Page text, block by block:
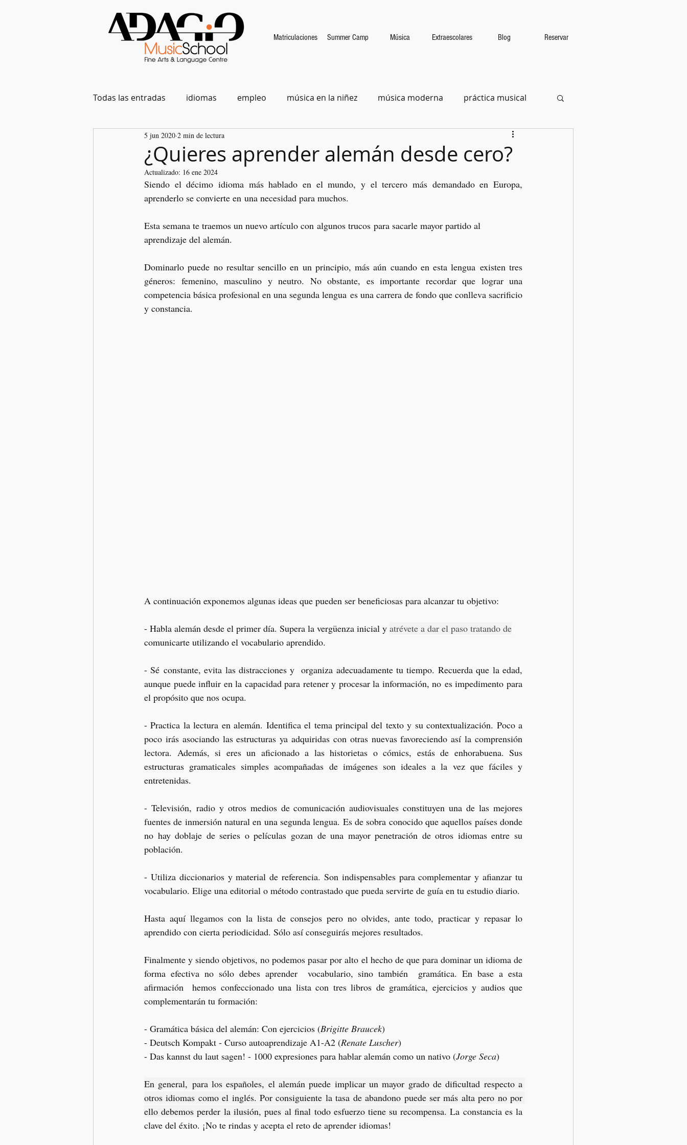
Matriculaciones Summer Camp Música Extraescolares Blog Reservar
Todas las entradas idiomas empleo música en la niñez música moderna práctica musical
¿Quieres aprender alemán desde cero?
5 jun 2020 2 min de lectura
Actualizado: 16 ene 2024
Siendo el décimo idioma más hablado en el mundo, y el tercero más demandado en Europa,
aprenderlo se convierte en una necesidad para muchos.
Esta semana te traemos un nuevo artículo con algunos trucos para sacarle mayor partido al
aprendizaje del alemán.
Dominarlo puede no resultar sencillo en un principio, más aún cuando en esta lengua existen tres
géneros: femenino, masculino y neutro. No obstante, es importante recordar que lograr una
competencia básica profesional en una segunda lengua es una carrera de fondo que conlleva sacrificio
y constancia.
A continuación exponemos algunas ideas que pueden ser beneficiosas para alcanzar tu objetivo:
- Habla alemán desde el primer día. Supera la vergüenza inicial y atrévete a dar el paso tratando de
comunicarte utilizando el vocabulario aprendido.
- Sé constante, evita las distracciones y  organiza adecuadamente tu tiempo. Recuerda que la edad,
aunque puede influir en la capacidad para retener y procesar la información, no es impedimento para
el propósito que nos ocupa.
- Practica la lectura en alemán. Identifica el tema principal del texto y su contextualización. Poco a
poco irás asociando las estructuras ya adquiridas con otras nuevas favoreciendo así la comprensión
lectora. Además, si eres un aficionado a las historietas o cómics, estás de enhorabuena. Sus
estructuras gramaticales simples acompañadas de imágenes son ideales a la vez que fáciles y
entretenidas.
- Televisión, radio y otros medios de comunicación audiovisuales constituyen una de las mejores
fuentes de inmersión natural en una segunda lengua. Es de sobra conocido que aquellos países donde
no hay doblaje de series o películas gozan de una mayor penetración de otros idiomas entre su
población.
- Utiliza diccionarios y material de referencia. Son indispensables para complementar y afianzar tu
vocabulario. Elige una editorial o método contrastado que pueda servirte de guía en tu estudio diario.
Hasta aquí llegamos con la lista de consejos pero no olvides, ante todo, practicar y repasar lo
aprendido con cierta periodicidad. Sólo así conseguirás mejores resultados.
Finalmente y siendo objetivos, no podemos pasar por alto el hecho de que para dominar un idioma de
forma efectiva no sólo debes aprender  vocabulario, sino también  gramática. En base a esta
afirmación  hemos confeccionado una lista con tres libros de gramática, ejercicios y audios que
complementarán tu formación:
- Gramática básica del alemán: Con ejercicios (Brigitte Braucek)
- Deutsch Kompakt - Curso autoaprendizaje A1-A2 (Renate Luscher)
- Das kannst du laut sagen! - 1000 expresiones para hablar alemán como un nativo (Jorge Seca)
En general, para los españoles, el alemán puede implicar un mayor grado de dificultad respecto a
otros idiomas como el inglés. Por consiguiente la tasa de abandono puede ser más alta pero no por
ello debemos perder la ilusión, pues al final todo esfuerzo tiene su recompensa. La constancia es la
clave del éxito. ¡No te rindas y acepta el reto de aprender idiomas!